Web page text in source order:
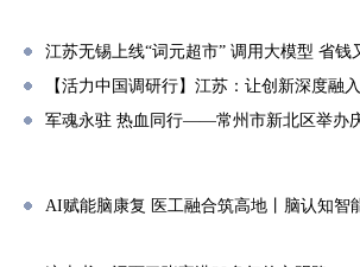
江苏无锡上线“词元超市” 调用大模型 省钱
【活力中国调研行】江苏：让创新深度融
军魂永驻 热血同行——常州市新北区举办
AI赋能脑康复 医工融合筑高地丨脑认知智